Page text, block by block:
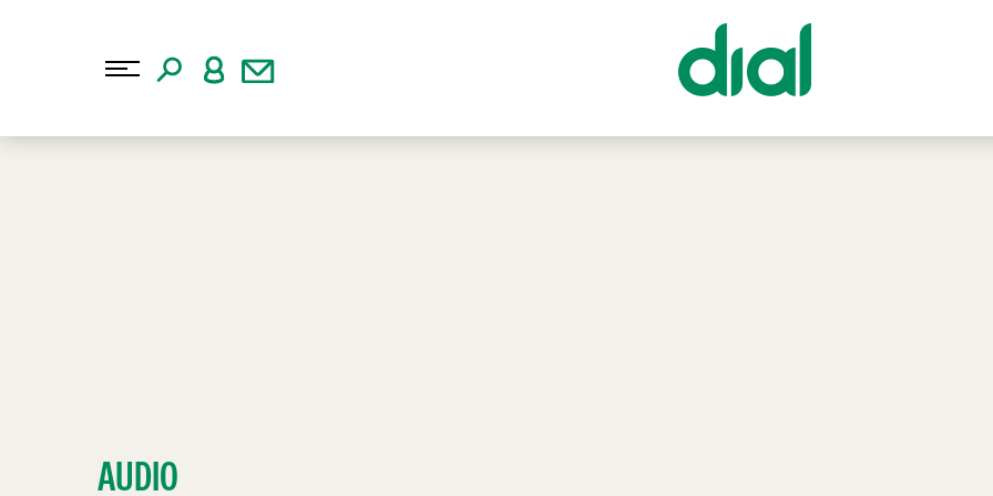
AUDIO